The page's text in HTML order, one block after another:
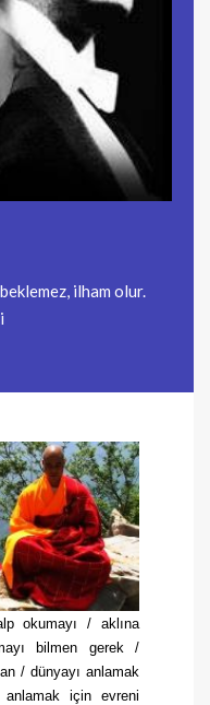
ilham olur.
okumayı / aklına
bilmen gerek /
/ dünyayı anlamak
için evreni